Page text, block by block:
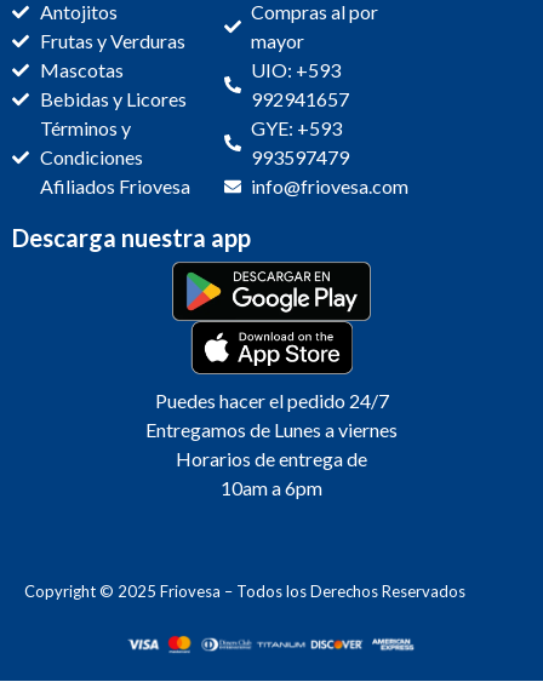
Antojitos
Frutas y Verduras
Mascotas
Bebidas y Licores
Términos y
Condiciones
Afiliados Friovesa
Compras al por
mayor
UIO: +593
992941657
GYE: +593
993597479
info@friovesa.com
Descarga nuestra app
Puedes hacer el pedido 24/7
Entregamos de Lunes a viernes
Horarios de entrega de
10am a 6pm
Copyright © 2025 Friovesa – Todos los Derechos Reservados